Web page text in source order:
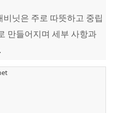
닛은 주로 따뜻하고 중립
만들어지며 세부 사항과